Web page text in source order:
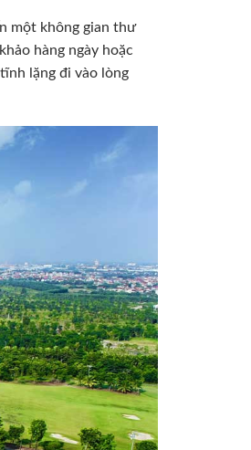
một không gian thư
hàng ngày hoặc
lặng đi vào lòng